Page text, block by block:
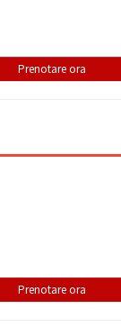
Prenotare ora
Prenotare ora